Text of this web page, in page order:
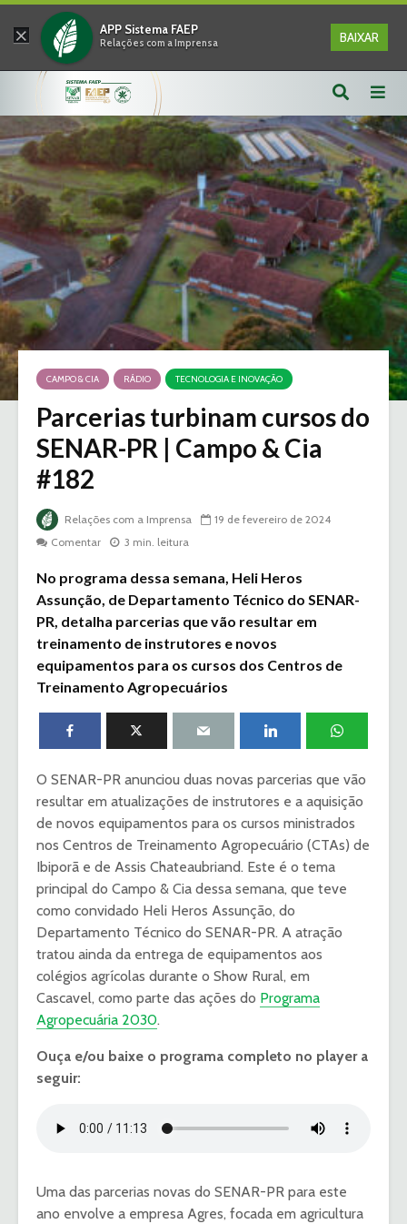
× APP Sistema FAEP
Relações com a Imprensa BAIXAR
CAMPO & CIA RÁDIO TECNOLOGIA E INOVAÇÃO
Parcerias turbinam cursos do
SENAR-PR | Campo & Cia
#182
Relações com a Imprensa
19 de fevereiro de 2024
Comentar
3 min. leitura
No programa dessa semana, Heli Heros
Assunção, de Departamento Técnico do SENAR-
PR, detalha parcerias que vão resultar em
treinamento de instrutores e novos
equipamentos para os cursos dos Centros de
Treinamento Agropecuários
O SENAR-PR anunciou duas novas parcerias que vão
resultar em atualizações de instrutores e a aquisição
de novos equipamentos para os cursos ministrados
nos Centros de Treinamento Agropecuário (CTAs) de
Ibiporã e de Assis Chateaubriand. Este é o tema
principal do Campo & Cia dessa semana, que teve
como convidado Heli Heros Assunção, do
Departamento Técnico do SENAR-PR. A atração
tratou ainda da entrega de equipamentos aos
colégios agrícolas durante o Show Rural, em
Cascavel, como parte das ações do Programa
Agropecuária 2030.
Ouça e/ou baixe o programa completo no player a
seguir:
Uma das parcerias novas do SENAR-PR para este
ano envolve a empresa Agres, focada em agricultura